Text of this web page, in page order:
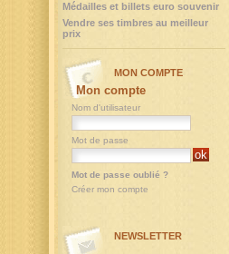
Médailles et billets euro souvenir
Vendre ses timbres au meilleur
prix
MON COMPTE
Mon compte
Nom d'utilisateur
Mot de passe
Mot de passe oublié ?
Créer mon compte
NEWSLETTER